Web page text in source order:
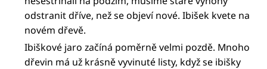
odstranit dříve, než se objeví nové. Ibišek kvete na
novém dřevě.
Ibiškové jaro začíná poměrně velmi pozdě. Mnoho
dřevin má už krásně vyvinuté listy, když se ibišky